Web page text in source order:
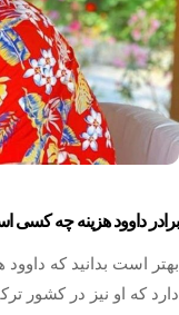
برادر داوود هزینه چه کسی
بهتر است بدانید که داوود
دارد که او نیز در کشور